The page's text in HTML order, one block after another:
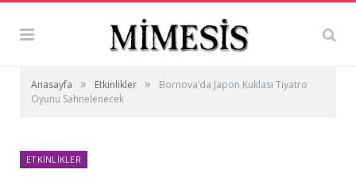
Anasayfa » Etkinlikler »
Bornova’da Japon Kuklası Tiyatro
Oyunu Sahnelenecek
ETKINLIKLER